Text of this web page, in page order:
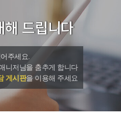
강사소개
회사소개
시험영
수업교
해 드립니다
주세요.
니저님을 춤추게 합니다
게시판을 이용해 주세요